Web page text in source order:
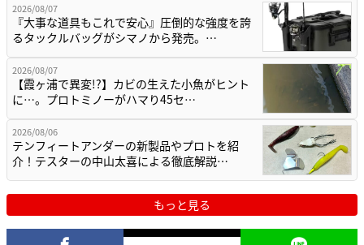
2026/08/07
『大事な道具もこれで安心』圧倒的な強度を誇
るタックルバッグがシマノから発売。…
2026/08/07
【霞ヶ浦で異変!?】カビの生えた小魚がヒント
に…。プロトミノーがハマり45セ…
2026/08/06
テンフィートアンダーの新製品やプロトを紹
介！テスターの中山太喜による徹底解説…
もっと見る